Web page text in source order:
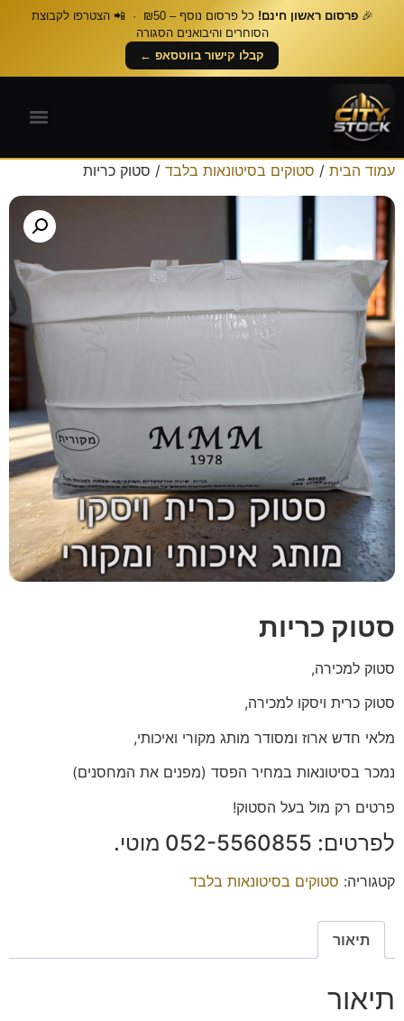
🎉פרסום ראשון חינם!
כל פרסום נוסף – ₪50 · 📲 הצטרפו לקבוצת
הסוחרים והיבואנים הסגורה
קבלו קישור בווטסאפ ←
עמוד הבית / סטוקים בסיטונאות בלבד / סטוק כריות
סטוק כריות
סטוק למכירה,
סטוק כרית ויסקו למכירה,
מלאי חדש ארוז ומסודר מותג מקורי ואיכותי,
נמכר בסיטונאות במחיר הפסד (מפנים את המחסנים)
פרטים רק מול בעל הסטוק!
לפרטים: ‭052-5560855‬ מוטי.
קטגוריה: סטוקים בסיטונאות בלבד
תיאור
תיאור